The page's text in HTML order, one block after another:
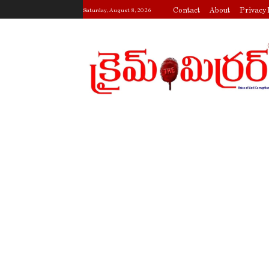
Saturday, August 8, 2026 Contact About Privacy